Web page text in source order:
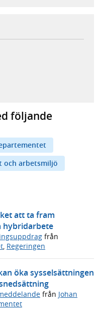
extern webbplats,
webbplats,
extern webbplats,
följande
och arbetsmiljö
att ta fram
hybridarbete
från
, Regeringen
öka sysselsättningen
från Johan